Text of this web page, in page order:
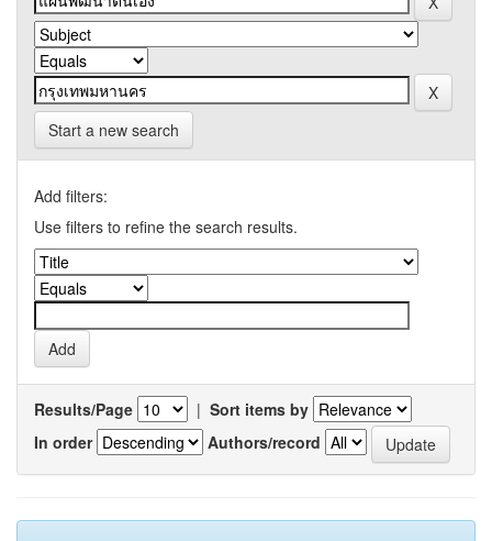
Start a new search
Add filters:
Use filters to refine the search results.
Results/Page | Sort items by
In order
Authors/record